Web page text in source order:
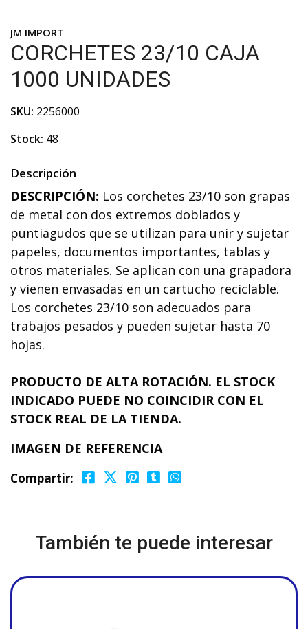
JM IMPORT
CORCHETES 23/10 CAJA
1000 UNIDADES
SKU: 2256000
Stock: 48
Descripción
DESCRIPCIÓN: Los corchetes 23/10 son grapas
de metal con dos extremos doblados y
puntiagudos que se utilizan para unir y sujetar
papeles, documentos importantes, tablas y
otros materiales. Se aplican con una grapadora
y vienen envasadas en un cartucho reciclable.
Los corchetes 23/10 son adecuados para
trabajos pesados y pueden sujetar hasta 70
hojas.
PRODUCTO DE ALTA ROTACIÓN. EL STOCK
INDICADO PUEDE NO COINCIDIR CON EL
STOCK REAL DE LA TIENDA.
IMAGEN DE REFERENCIA
Compartir:
También te puede interesar